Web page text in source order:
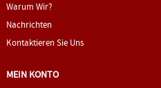
Warum Wir?
Nachrichten
Kontaktieren Sie Uns
MEIN KONTO